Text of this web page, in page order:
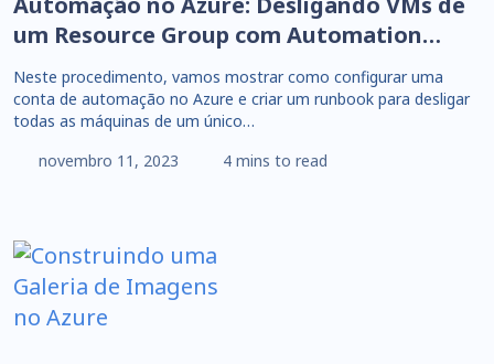
um Resource Group com Automation
Account
Neste procedimento, vamos mostrar como configurar uma
conta de automação no Azure e criar um runbook para desligar
todas as máquinas de um único…
novembro 11, 2023
4 mins to read